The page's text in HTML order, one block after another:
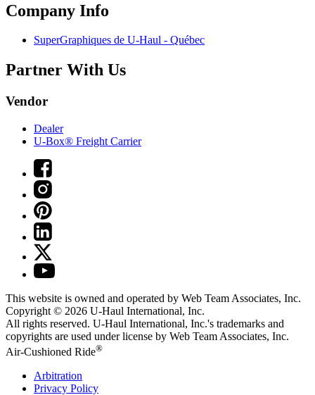
Company Info
SuperGraphiques de U-Haul - Québec
Partner With Us
Vendor
Dealer
U-Box® Freight Carrier
This website is owned and operated by Web Team Associates, Inc.
Copyright © 2026 U-Haul International, Inc.
All rights reserved. U-Haul International, Inc.'s trademarks and
copyrights are used under license by Web Team Associates, Inc.
Air-Cushioned Ride®
Arbitration
Privacy Policy